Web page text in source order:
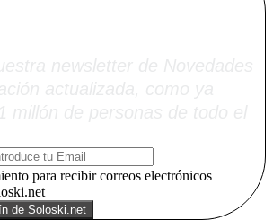
para recibir correos electrónicos